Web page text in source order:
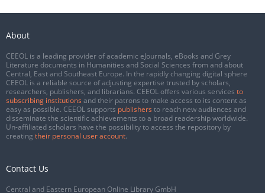
About
CEEOL is a leading provider of academic eJournals, eBooks and Grey
Literature documents in Humanities and Social Sciences from and about
Central, East and Southeast Europe. In the rapidly changing digital sphere
CEEOL is a reliable source of adjusting expertise trusted by scholars,
researchers, publishers, and librarians. CEEOL offers various services to
subscribing institutions and their patrons to make access to its content as
easy as possible. CEEOL supports publishers to reach new audiences and
disseminate the scientific achievements to a broad readership worldwide.
Un-affiliated scholars have the possibility to access the repository by
creating their personal user account.
Contact Us
Central and Eastern European Online Library GmbH